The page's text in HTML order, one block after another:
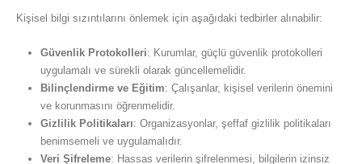
Kişisel bilgi sızıntılarını önlemek için aşağıdaki tedbirler alınabilir:
Güvenlik Protokolleri: Kurumlar, güçlü güvenlik protokolleri
uygulamalı ve sürekli olarak güncellemelidir.
Bilinçlendirme ve Eğitim: Çalışanlar, kişisel verilerin önemini
ve korunmasını öğrenmelidir.
Gizlilik Politikaları: Organizasyonlar, şeffaf gizlilik politikaları
benimsemeli ve uygulamalıdır.
Veri Şifreleme: Hassas verilerin şifrelenmesi, bilgilerin izinsiz